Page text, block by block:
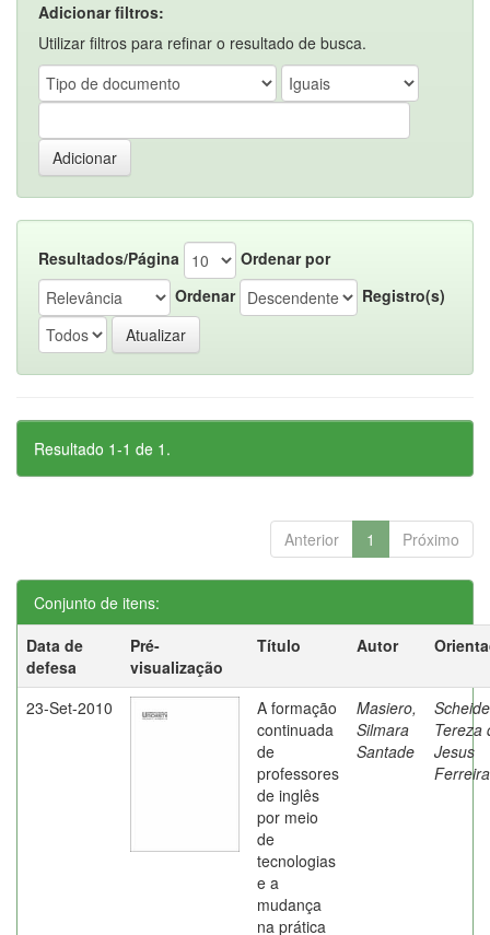
Adicionar filtros:
Utilizar filtros para refinar o resultado de busca.
Resultados/Página
Ordenar por
Ordenar
Registro(s)
Resultado 1-1 de 1.
Anterior 1 Próximo
Conjunto de itens:
Data de
defesa
Pré-
visualização
Título Autor
23-Set-2010
A formação
continuada
de
professores
de inglês
por meio
de
tecnologias
e a
mudança
na prática
Masiero,
Silmara
Santade
Tereza
Jesus
Ferreira